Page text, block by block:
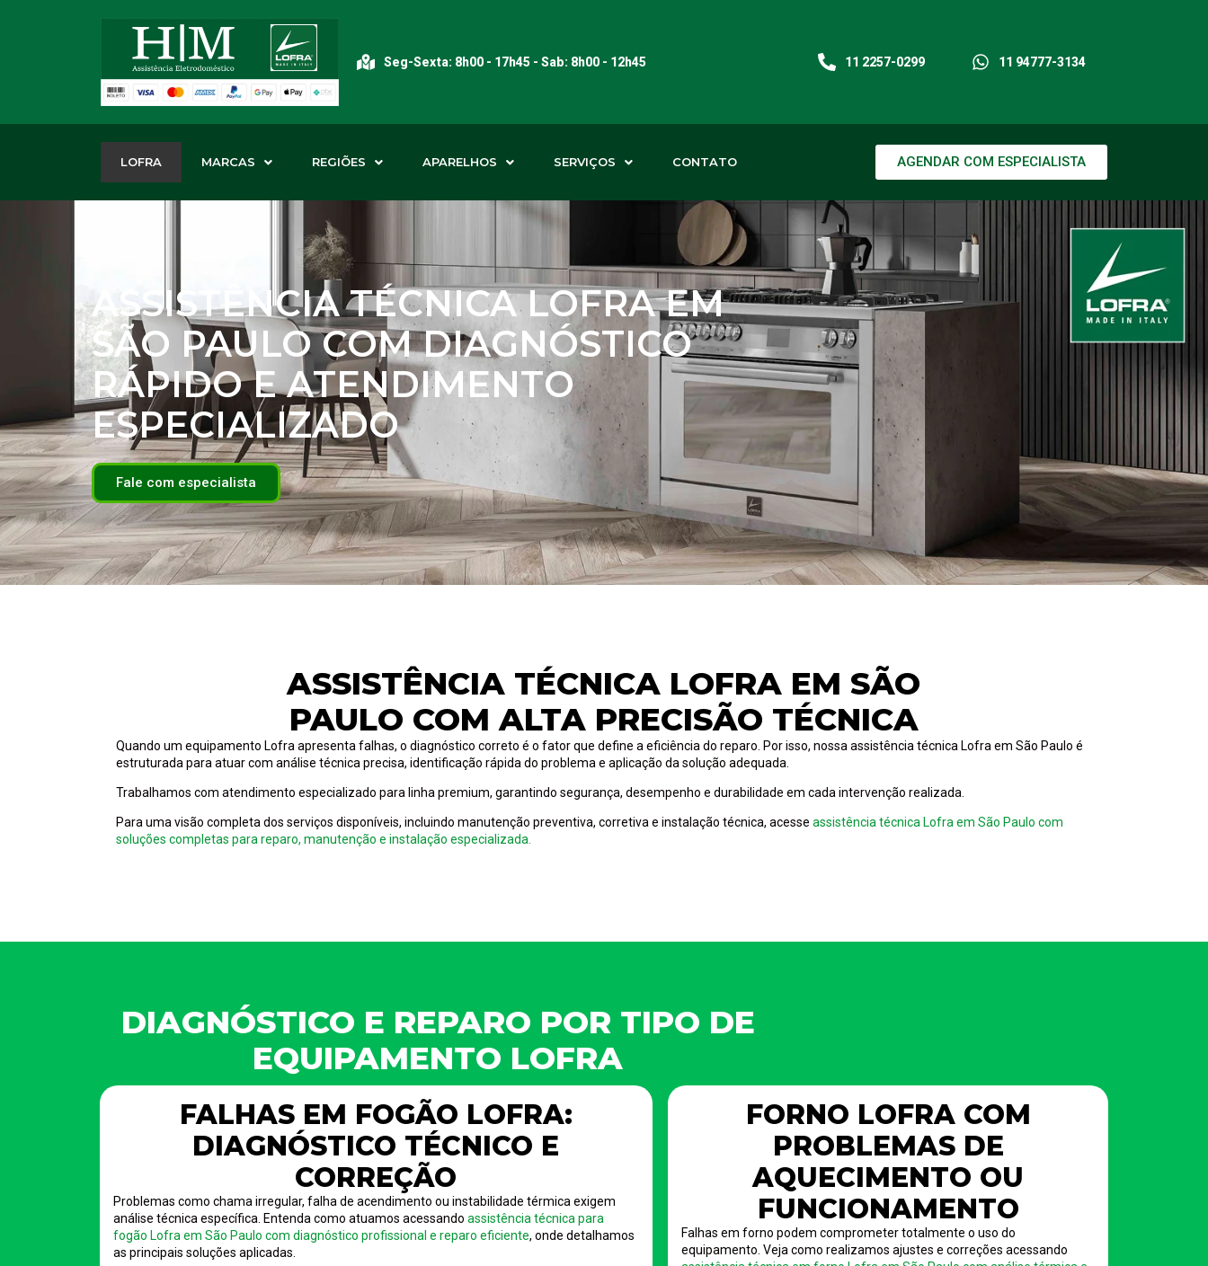
Seg-Sexta: 8h00 - 17h45 - Sab: 8h00 - 12h45 11 2257-0299 11 94777-3134
LOFRA MARCAS REGIÕES APARELHOS SERVIÇOS CONTATO AGENDAR COM ESPECIALISTA
ASSISTÊNCIA TÉCNICA LOFRA EM
SÃO PAULO COM DIAGNÓSTICO
RÁPIDO E ATENDIMENTO
ESPECIALIZADO
Fale com especialista
ASSISTÊNCIA TÉCNICA LOFRA EM SÃO
PAULO COM ALTA PRECISÃO TÉCNICA
Quando um equipamento Lofra apresenta falhas, o diagnóstico correto é o fator que define a eficiência do reparo. Por isso, nossa assistência técnica Lofra em São Paulo é
estruturada para atuar com análise técnica precisa, identificação rápida do problema e aplicação da solução adequada.
Trabalhamos com atendimento especializado para linha premium, garantindo segurança, desempenho e durabilidade em cada intervenção realizada.
Para uma visão completa dos serviços disponíveis, incluindo manutenção preventiva, corretiva e instalação técnica, acesseassistência técnica Lofra em São Paulo com
soluções completas para reparo, manutenção e instalação especializada.
DIAGNÓSTICO E REPARO POR TIPO DE
EQUIPAMENTO LOFRA
FALHAS EM FOGÃO LOFRA:
DIAGNÓSTICO TÉCNICO E
CORREÇÃO
Problemas como chama irregular, falha de acendimento ou instabilidade térmica exigem
análise técnica específica. Entenda como atuamos acessando assistência técnica para
fogão Lofra em São Paulo com diagnóstico profissional e reparo eficiente, onde detalhamos
as principais soluções aplicadas.
FORNO LOFRA COM
PROBLEMAS DE
AQUECIMENTO OU
FUNCIONAMENTO
Falhas em forno podem comprometer totalmente o uso do
equipamento. Veja como realizamos ajustes e correções acessando